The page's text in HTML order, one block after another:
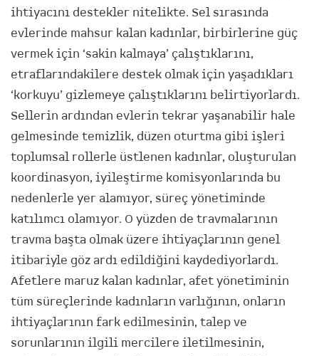
ihtiyacını destekler nitelikte. Sel sırasında
evlerinde mahsur kalan kadınlar, birbirlerine güç
vermek için ‘sakin kalmaya’ çalıştıklarını,
etraflarındakilere destek olmak için yaşadıkları
‘korkuyu’ gizlemeye çalıştıklarını belirtiyorlardı.
Sellerin ardından evlerin tekrar yaşanabilir hale
gelmesinde temizlik, düzen oturtma gibi işleri
toplumsal rollerle üstlenen kadınlar, oluşturulan
koordinasyon, iyileştirme komisyonlarında bu
nedenlerle yer alamıyor, süreç yönetiminde
katılımcı olamıyor. O yüzden de travmalarının
travma başta olmak üzere ihtiyaçlarının genel
itibariyle göz ardı edildiğini kaydediyorlardı.
Afetlere maruz kalan kadınlar, afet yönetiminin
tüm süreçlerinde kadınların varlığının, onların
ihtiyaçlarının fark edilmesinin, talep ve
sorunlarının ilgili mercilere iletilmesinin,